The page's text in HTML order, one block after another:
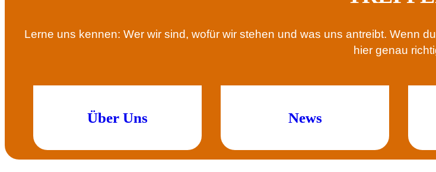
Lerne uns kennen: Wer wir sind, wofür wir stehen und was uns antreibt. Wenn
hier genau
Über Uns News